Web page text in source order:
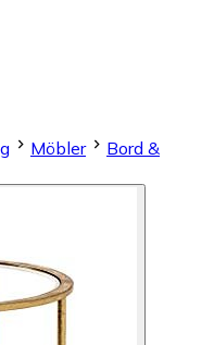
Möbler
Bord &